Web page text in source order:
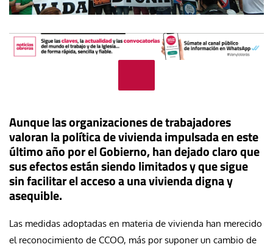
Aunque las organizaciones de trabajadores
valoran la política de vivienda impulsada en este
último año por el Gobierno, han dejado claro que
sus efectos están siendo limitados y que sigue
sin facilitar el acceso a una vivienda digna y
asequible.
Las medidas adoptadas en materia de vivienda han merecido
el reconocimiento de CCOO, más por suponer un cambio de